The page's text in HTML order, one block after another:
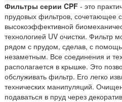
Фильтры серии CPF - это
прудовых фильтров, сочетающее
высокоэффективной
технологией UV очистки. Фильтр
рядом с прудом, сделав, с
незаметным. Все соединения и
располагается в крышке. Это
обслуживать фильтр. Его легко
технических манипуляций.
подаваться в пруд через